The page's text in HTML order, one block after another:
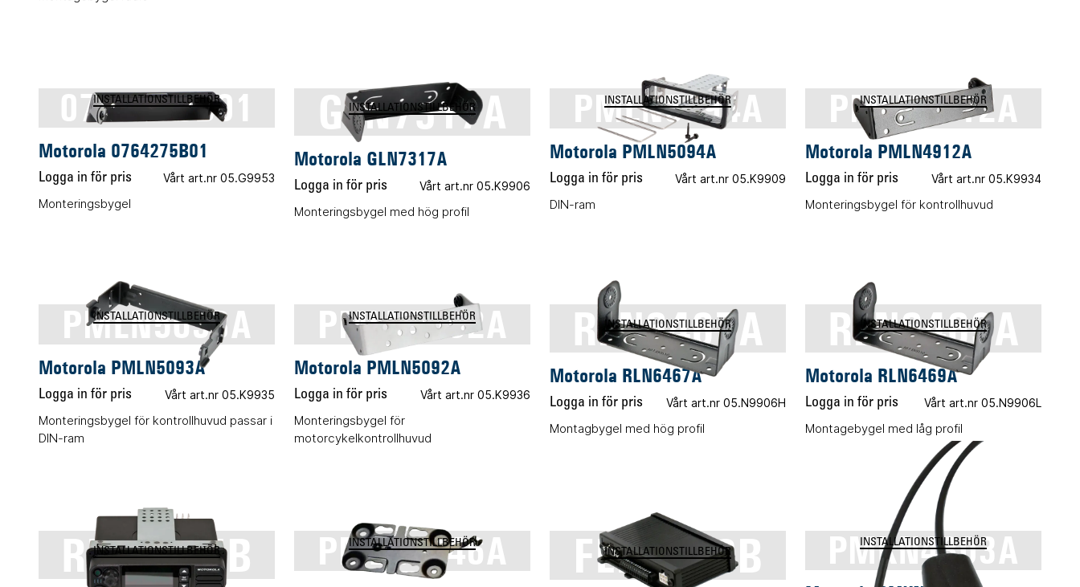
0764275B01
INSTALLATIONSTILLBEHÖR
Motorola 0764275B01
Logga in för pris Vårt art.nr 05.G9953
Monteringsbygel
GLN7317A
INSTALLATIONSTILLBEHÖR
Motorola GLN7317A
Logga in för pris Vårt art.nr 05.K9906
Monteringsbygel med hög profil
PMLN5094A
INSTALLATIONSTILLBEHÖR
Motorola PMLN5094A
Logga in för pris Vårt art.nr 05.K9909
DIN-ram
PMLN4912A
INSTALLATIONSTILLBEHÖR
Motorola PMLN4912A
Logga in för pris Vårt art.nr 05.K9934
Monteringsbygel för kontrollhuvud
PMLN5093A
INSTALLATIONSTILLBEHÖR
Motorola PMLN5093A
Logga in för pris Vårt art.nr 05.K9935
Monteringsbygel för kontrollhuvud passar i
DIN-ram
PMLN5092A
INSTALLATIONSTILLBEHÖR
Motorola PMLN5092A
Logga in för pris Vårt art.nr 05.K9936
Monteringsbygel för
motorcykelkontrollhuvud
RLN6467A
INSTALLATIONSTILLBEHÖR
Motorola RLN6467A
Logga in för pris Vårt art.nr 05.N9906H
Montagbygel med hög profil
RLN6469A
INSTALLATIONSTILLBEHÖR
Motorola RLN6469A
Logga in för pris Vårt art.nr 05.N9906L
Montagebygel med låg profil
RLN6465B
INSTALLATIONSTILLBEHÖR PMLN6346A
INSTALLATIONSTILLBEHÖR FLN3119B
INSTALLATIONSTILLBEHÖR PMKN4303A
INSTALLATIONSTILLBEHÖR